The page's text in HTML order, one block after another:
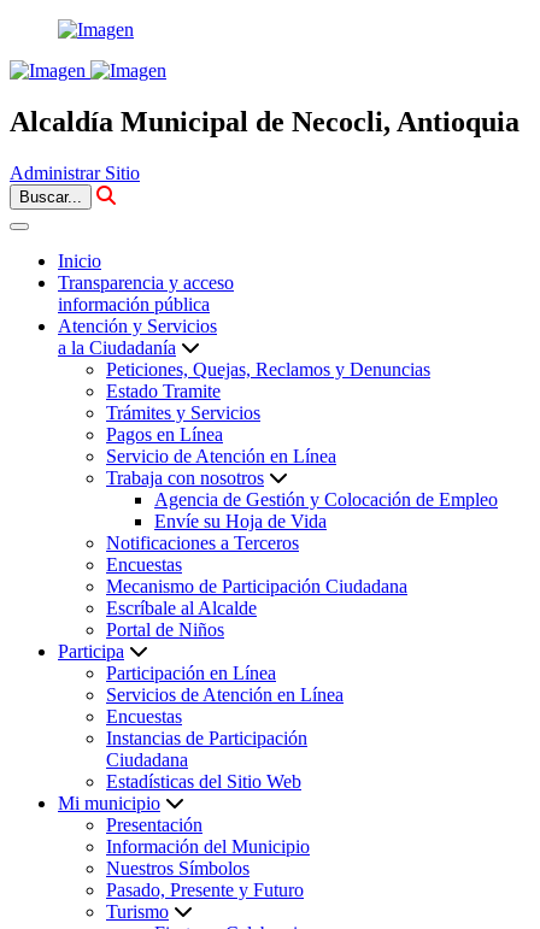
Alcaldía Municipal de Necocli, Antioquia
Administrar Sitio
Buscar...
Inicio
Transparencia y acceso
información pública
Atención y Servicios
a la Ciudadanía
Peticiones, Quejas, Reclamos y Denuncias
Estado Tramite
Trámites y Servicios
Pagos en Línea
Servicio de Atención en Línea
Trabaja con nosotros
Agencia de Gestión y Colocación de Empleo
Envíe su Hoja de Vida
Notificaciones a Terceros
Encuestas
Mecanismo de Participación Ciudadana
Escríbale al Alcalde
Portal de Niños
Participa
Participación en Línea
Servicios de Atención en Línea
Encuestas
Instancias de Participación
Ciudadana
Estadísticas del Sitio Web
Mi municipio
Presentación
Información del Municipio
Nuestros Símbolos
Pasado, Presente y Futuro
Turismo